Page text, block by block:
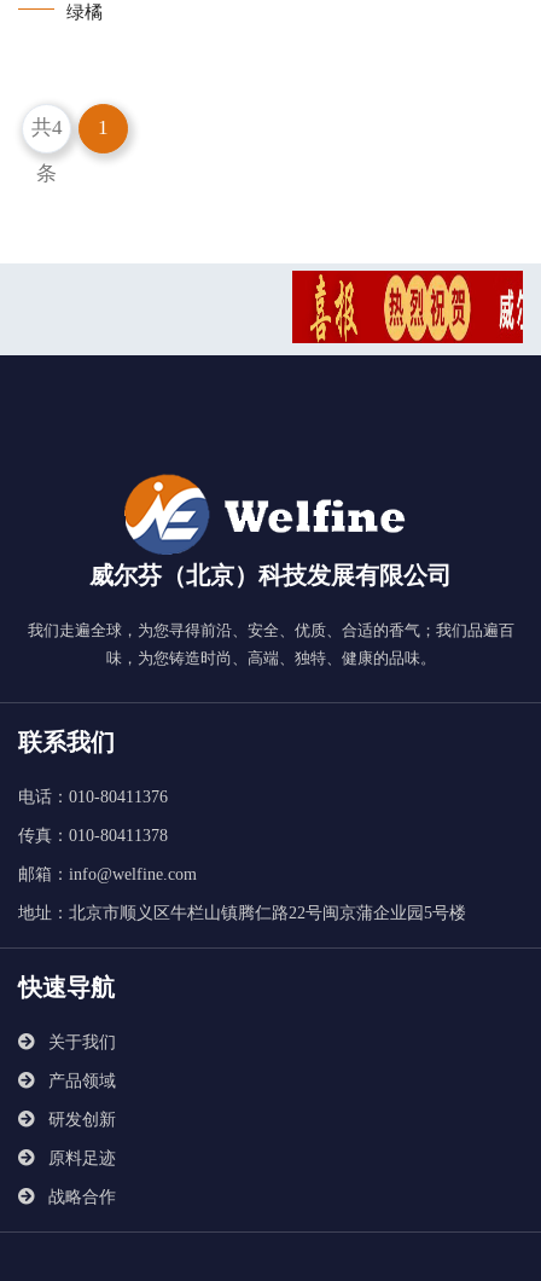
绿橘
共4
条
1
威尔芬（北京）科技发展有限公司
我们走遍全球，为您寻得前沿、安全、优质、合适的香气；我们品遍百
味，为您铸造时尚、高端、独特、健康的品味。
联系我们
电话：010-80411376
传真：010-80411378
邮箱：info@welfine.com
地址：北京市顺义区牛栏山镇腾仁路22号闽京蒲企业园5号楼
快速导航
关于我们
产品领域
研发创新
原料足迹
战略合作